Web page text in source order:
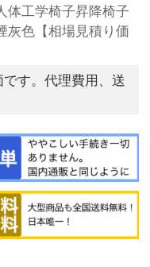
体工学椅子昇降椅子
灰色【相場見積り価
す。代理費用、送